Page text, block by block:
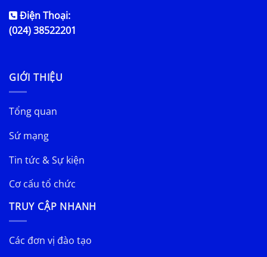
Điện Thoại:
(024) 38522201
GIỚI THIỆU
Tổng quan
Sứ mạng
Tin tức & Sự kiện
Cơ cấu tổ chức
TRUY CẬP NHANH
Các đơn vị đào tạo